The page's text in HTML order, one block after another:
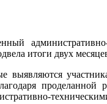
итоги двух
выявляются